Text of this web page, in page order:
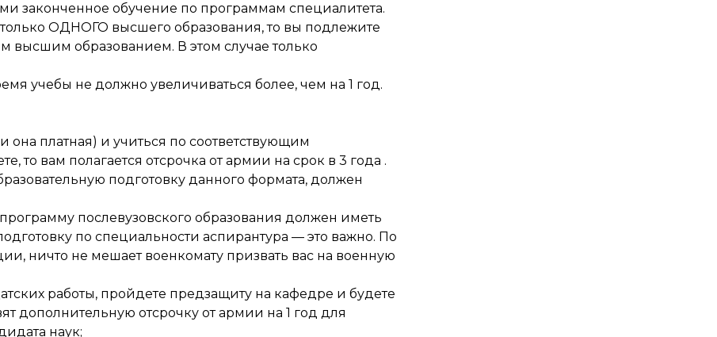
законченное обучение по программам специалитета.
ОДНОГО высшего образования, то вы подлежите
высшим образованием. В этом случае только
учебы не должно увеличиваться более, чем на 1 год.
она платная) и учиться по соответствующим
то вам полагается отсрочка от армии на срок в 3 года .
подготовку данного формата, должен
послевузовского образования должен иметь
по специальности аспирантура — это важно. По
ничто не мешает военкомату призвать вас на военную
работы, пройдете предзащиту на кафедре и будете
дополнительную отсрочку от армии на 1 год для
наук;